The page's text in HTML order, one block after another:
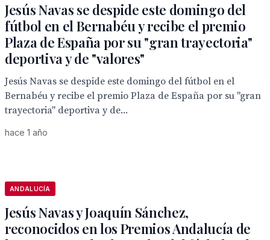
Jesús Navas se despide este domingo del
fútbol en el Bernabéu y recibe el premio
Plaza de España por su "gran trayectoria"
deportiva y de "valores"
Jesús Navas se despide este domingo del fútbol en el
Bernabéu y recibe el premio Plaza de España por su "gran
trayectoria" deportiva y de...
hace 1 año
ANDALUCÍA
Jesús Navas y Joaquín Sánchez,
reconocidos en los Premios Andalucía de